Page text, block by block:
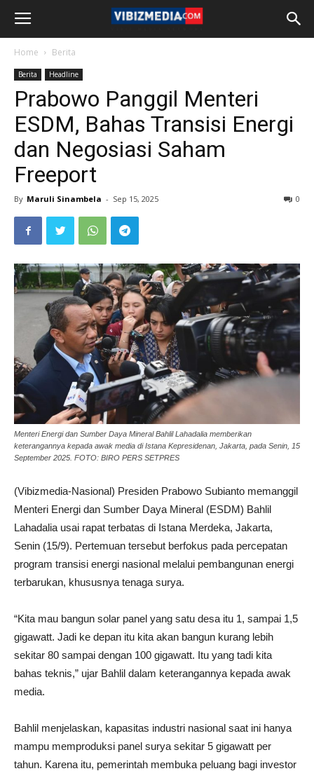
Home Berita
Berita Headline
Prabowo Panggil Menteri
ESDM, Bahas Transisi Energi
dan Negosiasi Saham
Freeport
By Maruli Sinambela - Sep 15, 2025 0
Menteri Energi dan Sumber Daya Mineral Bahlil Lahadalia memberikan
keterangannya kepada awak media di Istana Kepresidenan, Jakarta, pada Senin, 15
September 2025. FOTO: BIRO PERS SETPRES
(Vibizmedia-Nasional) Presiden Prabowo Subianto memanggil
Menteri Energi dan Sumber Daya Mineral (ESDM) Bahlil
Lahadalia usai rapat terbatas di Istana Merdeka, Jakarta,
Senin (15/9). Pertemuan tersebut berfokus pada percepatan
program transisi energi nasional melalui pembangunan energi
terbarukan, khususnya tenaga surya.
“Kita mau bangun solar panel yang satu desa itu 1, sampai 1,5
gigawatt. Jadi ke depan itu kita akan bangun kurang lebih
sekitar 80 sampai dengan 100 gigawatt. Itu yang tadi kita
bahas teknis,” ujar Bahlil dalam keterangannya kepada awak
media.
Bahlil menjelaskan, kapasitas industri nasional saat ini hanya
mampu memproduksi panel surya sekitar 5 gigawatt per
tahun. Karena itu, pemerintah membuka peluang bagi investor